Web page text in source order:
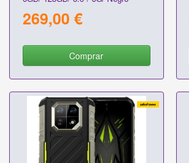
269,00 €
Comprar